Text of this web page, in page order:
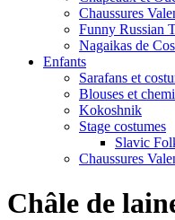
Chaussures
Funny Russian
Nagaikas de
Enfants
Sarafans et
Blouses et
Kokoshnik
Stage costumes
Slavic
Chaussures
Châle de